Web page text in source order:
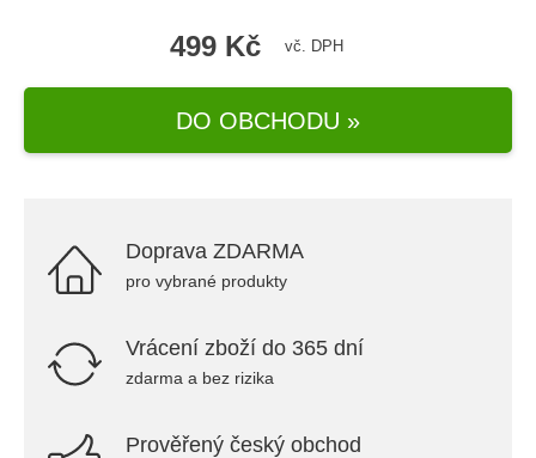
499 Kč vč. DPH
DO OBCHODU »
Doprava ZDARMA
pro vybrané produkty
Vrácení zboží do 365 dní
zdarma a bez rizika
Prověřený český obchod